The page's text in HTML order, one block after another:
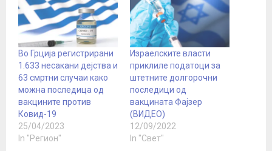
Во Грција регистрирани
1.633 несакани дејства и
63 смртни случаи како
можна последица од
вакцините против
Ковид-19
25/04/2023
In "Регион"
Израелските власти
приклиле податоци за
штетните долгорочни
последици од
вакцината Фајзер
(ВИДЕО)
12/09/2022
In "Свет"